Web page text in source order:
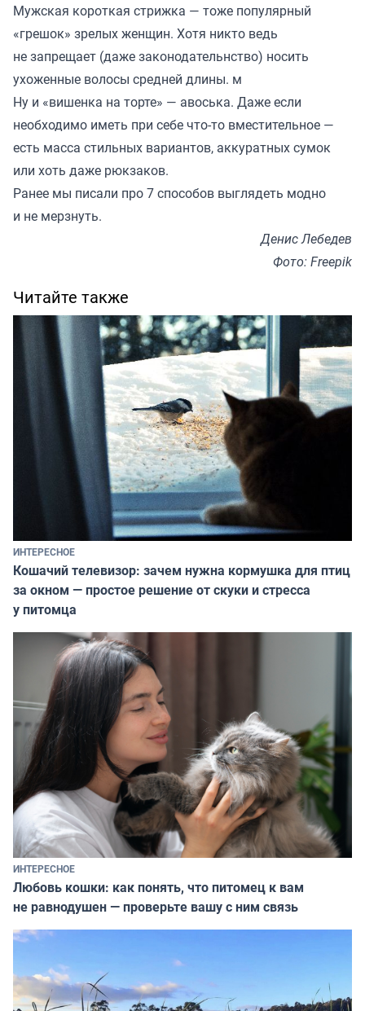
Мужская короткая стрижка — тоже популярный
«грешок» зрелых женщин. Хотя никто ведь
не запрещает (даже законодательнство) носить
ухоженные волосы средней длины. м
Ну и «вишенка на торте» — авоська. Даже если
необходимо иметь при себе что-то вместительное —
есть масса стильных вариантов, аккуратных сумок
или хоть даже рюкзаков.
Ранее мы писали про 7 способов выглядеть модно
и не мерзнуть.
Денис Лебедев
Фото: Freepik
Читайте также
ИНТЕРЕСНОЕ
Кошачий телевизор: зачем нужна кормушка для птиц
за окном — простое решение от скуки и стресса
у питомца
ИНТЕРЕСНОЕ
Любовь кошки: как понять, что питомец к вам
не равнодушен — проверьте вашу с ним связь